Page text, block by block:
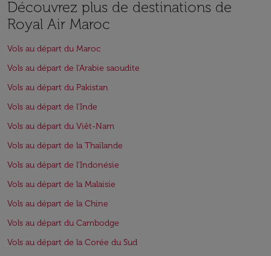
Découvrez plus de destinations de
Royal Air Maroc
Vols au départ du Maroc
Vols au départ de l'Arabie saoudite
Vols au départ du Pakistan
Vols au départ de l'Inde
Vols au départ du Viêt-Nam
Vols au départ de la Thaïlande
Vols au départ de l'Indonésie
Vols au départ de la Malaisie
Vols au départ de la Chine
Vols au départ du Cambodge
Vols au départ de la Corée du Sud